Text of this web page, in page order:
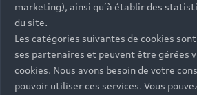
marketing), ainsi qu’à établir des
du site.
Les catégories suivantes de cookies
ses partenaires et peuvent être gérées
cookies. Nous avons besoin de votre
pouvoir utiliser ces services. Vous